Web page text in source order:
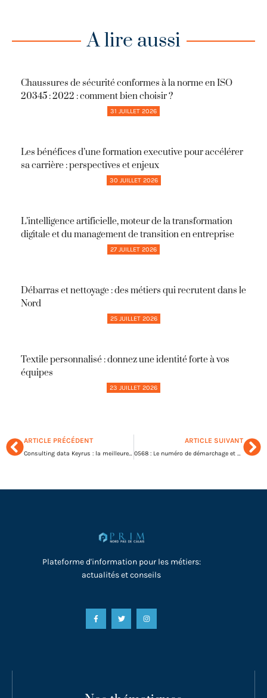
A lire aussi
Chaussures de sécurité conformes à la norme en ISO
20345 : 2022 : comment bien choisir ?
31 JUILLET 2026
Les bénéfices d’une formation executive pour accélérer
sa carrière : perspectives et enjeux
30 JUILLET 2026
L’intelligence artificielle, moteur de la transformation
digitale et du management de transition en entreprise
27 JUILLET 2026
Débarras et nettoyage : des métiers qui recrutent dans le
Nord
25 JUILLET 2026
Textile personnalisé : donnez une identité forte à vos
équipes
23 JUILLET 2026
ARTICLE PRÉCÉDENT
Consulting data Keyrus : la meilleure façon de choisir un prestataire ?
ARTICLE SUIVANT
0568 : Le numéro de démarchage et comment le bloquer ?
Plateforme d'information pour les métiers:
actualités et conseils